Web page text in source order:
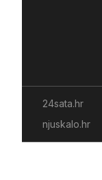
24sata.hr
njuskalo.hr